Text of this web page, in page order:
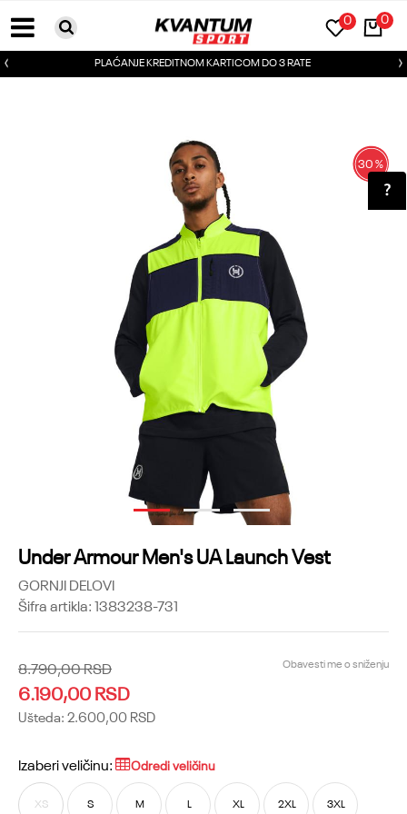
0
0
PLAĆANJE KREDITNOM KARTICOM DO 3 RATE
1 2 3
30%
Under Armour Men's UA Launch Vest
GORNJI DELOVI
Šifra artikla:1383238-731
8.790,00RSD
6.190,00RSD
Ušteda: 2.600,00 RSD
Obavesti me o sniženju
Izaberi veličinu: Odredi veličinu
XS S M L XL 2XL 3XL